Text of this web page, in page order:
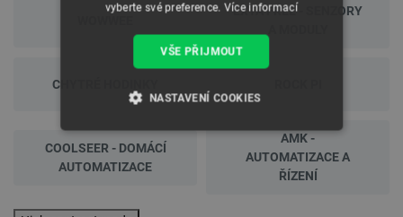
EXTA FREE - SENZORY
CHYTRÉ HODINKY
COOLSEER - DOMÁCÍ
AUTOMATIZACE
AMK -
AUTOMATIZACE A
ŘÍZENÍ
vyberte své preference. Více informací
VŠE PŘIJMOUT
NASTAVENÍ COOKIES